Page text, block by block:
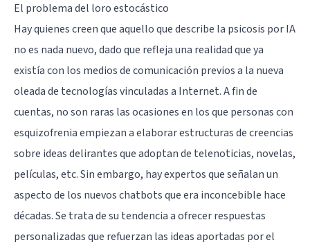
El problema del loro estocástico
Hay quienes creen que aquello que describe la psicosis por IA
no es nada nuevo, dado que refleja una realidad que ya
existía con los medios de comunicación previos a la nueva
oleada de tecnologías vinculadas a Internet. A fin de
cuentas, no son raras las ocasiones en los que personas con
esquizofreniaempiezan a elaborar estructuras de creencias
sobre ideas delirantes que adoptan de telenoticias, novelas,
películas, etc. Sin embargo, hay expertos que señalan un
aspecto de los nuevos chatbots que era inconcebible hace
décadas. Se trata de su tendencia a ofrecer respuestas
personalizadas que refuerzan las ideas aportadas por el